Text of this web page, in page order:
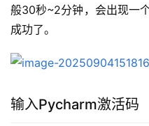
般30秒~2分钟，会出现一
成功了。
输入Pycharm激活码